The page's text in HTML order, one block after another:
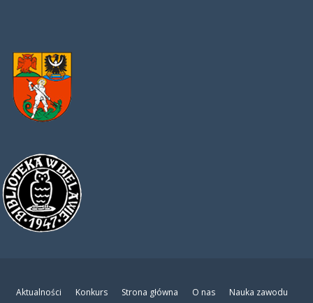
Aktualności Konkurs Strona główna O nas
Nauka zawodu